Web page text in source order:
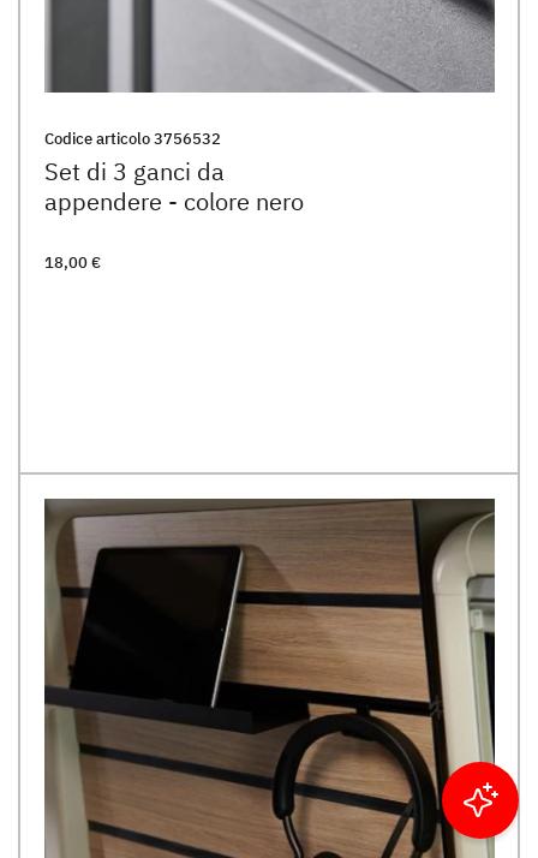
Codice articolo3756532
Set di 3 ganci da
appendere - colore nero
18,00 €
Filtrare i risultati